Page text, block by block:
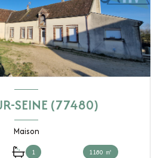
SEINE (77480)
Maison
1 1180 ㎡